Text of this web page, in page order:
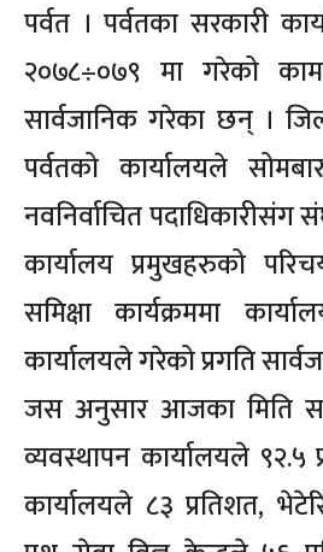
पर्वत । पर्वतका सरकारी
२०७८÷०७९ मा गरेको
सार्वजानिक गरेका छन् ।
पर्वतको कार्यालयले
नवनिर्वाचित पदाधिकारीसंग
कार्यालय प्रमुखहरुको
समिक्षा कार्यक्रममा
कार्यालयले गरेको प्रगति
जस अनुसार आजका मिति
व्यवस्थापन कार्यालयले ९२.५
कार्यालयले ८३ प्रतिशत,